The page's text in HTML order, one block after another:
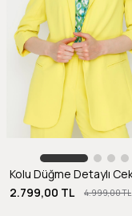
2.799,00 TL
4.999,00 TL